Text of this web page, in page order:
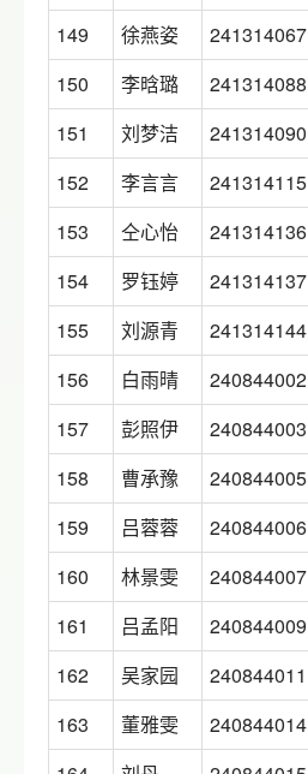
149
徐燕姿 241314067
150
李晗璐 241314088
151
刘梦洁 241314090
152
李言言 241314115
153
仝心怡 241314136
154
罗钰婷 241314137
155
刘源青 241314144
156
白雨晴 240844002
157
彭照伊 240844003
158
曹承豫 240844005
159
吕蓉蓉 240844006
160
林景雯 240844007
161
吕孟阳 240844009
162
吴家园 240844011
163
董雅雯 240844014